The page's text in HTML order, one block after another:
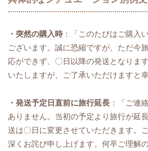
・突然の購入時：「このたびはご購入
ございます。誠に恐縮ですが、ただ今
応ができず、〇日以降の発送となりま
いたしますが、ご了承いただけますと幸
・発送予定日直前に旅行延長 ：「ご連
ありません。当初の予定より旅行が延
送は〇日に変更させていただきます。
深くお詫び申し上げます。何卒ご理解